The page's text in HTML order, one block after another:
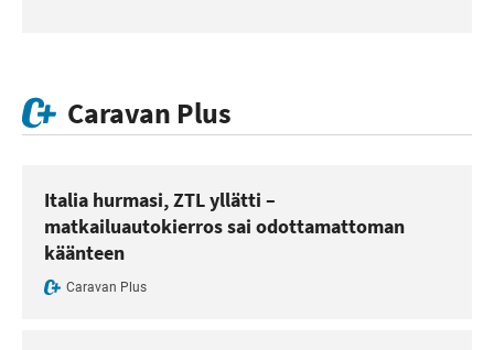
Caravan Plus
Italia hurmasi, ZTL yllätti –
matkailuautokierros sai odottamattoman
käänteen
Caravan Plus